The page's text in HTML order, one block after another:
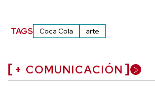
TAGS Coca Cola arte
+ COMUNICACIÓN